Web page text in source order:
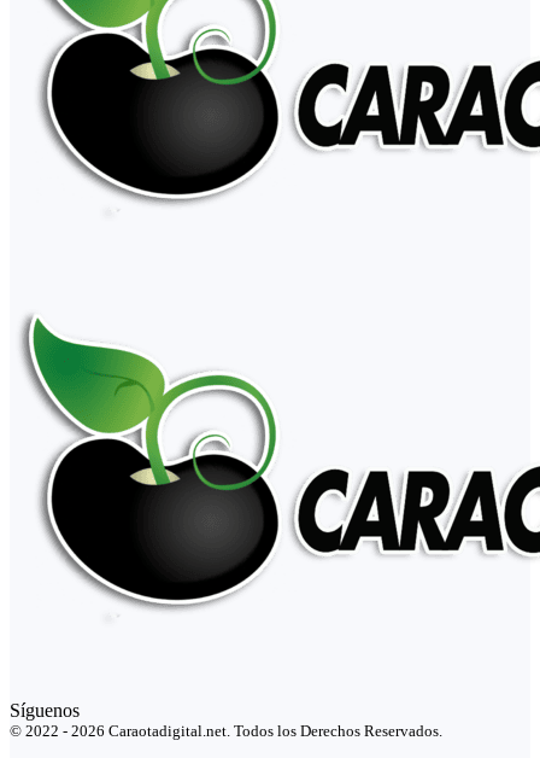
Síguenos
© 2022 - 2026 Caraotadigital.net. Todos los Derechos Reservados.